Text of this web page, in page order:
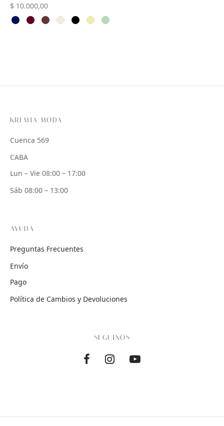
$ 10.000,00
KREMIA MODA
Cuenca 569
CABA
Lun – Vie 08:00 – 17:00
Sáb 08:00 – 13:00
AYUDA
Preguntas Frecuentes
Envío
Pago
Política de Cambios y Devoluciones
SEGUINOS